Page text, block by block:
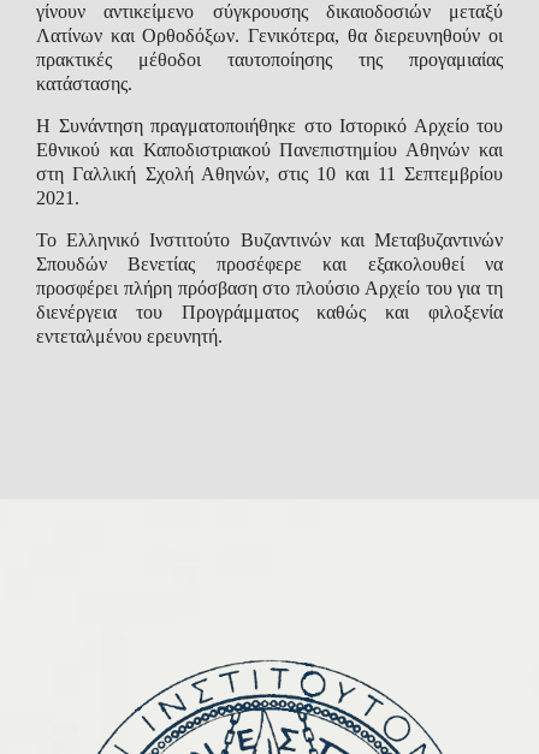
γίνουν αντικείμενο σύγκρουσης δικαιοδοσιών μεταξύ
Λατίνων και Ορθοδόξων. Γενικότερα, θα διερευνηθούν οι
πρακτικές μέθοδοι ταυτοποίησης της προγαμιαίας
κατάστασης.
Η Συνάντηση πραγματοποιήθηκε στο Ιστορικό Αρχείο του
Εθνικού και Καποδιστριακού Πανεπιστημίου Αθηνών και
στη Γαλλική Σχολή Αθηνών, στις 10 και 11 Σεπτεμβρίου
2021.
Το Ελληνικό Ινστιτούτο Βυζαντινών και Μεταβυζαντινών
Σπουδών Βενετίας προσέφερε και εξακολουθεί να
προσφέρει πλήρη πρόσβαση στο πλούσιο Αρχείο του για τη
διενέργεια του Προγράμματος καθώς και φιλοξενία
εντεταλμένου ερευνητή.